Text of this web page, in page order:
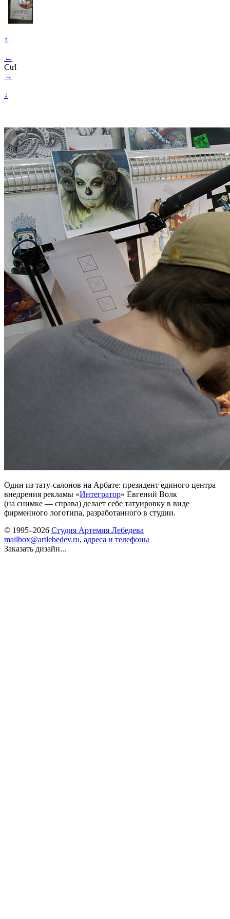
↑
←
Ctrl
→
↓
Один из тату-салонов на Арбате: президент единого центра
внедрения рекламы «Интегратор» Евгений Волк
(на снимке — справа) делает себе татуировку в виде
фирменного логотипа, разработанного в студии.
© 1995–2026 Студия Артемия Лебедева
mailbox@artlebedev.ru, адреса и телефоны
Заказать дизайн...